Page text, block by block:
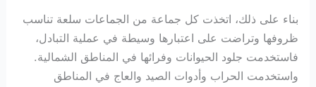
بناء على ذلك، اتخذت كل جماعة من الجماعات سلعة تناسب
ظروفها وتراضت على اعتبارها وسيطة في عملية التبادل،
فاستخدمت جلود الحيوانات وفرائها في المناطق الشمالية.
واستخدمت الحراب وأدوات الصيد والعاج في المناطق